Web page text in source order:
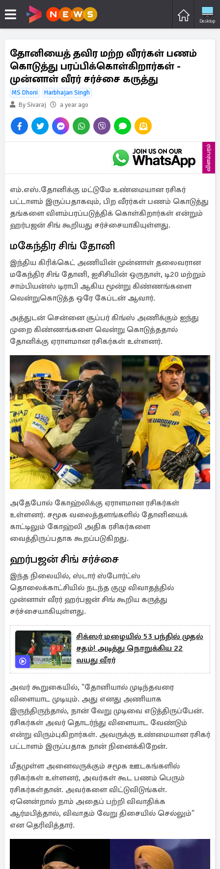
Desktop
தோனியைத் தவிர மற்ற வீரர்கள் பணம்
கொடுத்து பரப்பிக்கொள்கிறார்கள் -
முன்னாள் வீரர் சர்ச்சை கருத்து
MS Dhoni
Harbhajan Singh
By Sivaraj
a year ago
விளம்பரம்
எம்.எஸ்.தோனிக்கு மட்டுமே உண்மையான ரசிகர்
பட்டாளம் இருப்பதாகவும், பிற வீரர்கள் பணம் கொடுத்து
தங்களை விளம்பரப்படுத்திக் கொள்கிறார்கள் என்றும்
ஹர்பஜன் சிங் கூறியது சர்ச்சையாகியுள்ளது.
மகேந்திர சிங் தோனி
இந்திய கிரிக்கெட் அணியின் முன்னாள் தலைவரான
மகேந்திர சிங் தோனி, ஐசிசியின் ஒருநாள், டி20 மற்றும்
சாம்பியன்ஸ் டிராபி ஆகிய மூன்று கிண்ணங்களை
வென்றுகொடுத்த ஒரே கேப்டன் ஆவார்.
அத்துடன் சென்னை சூப்பர் கிங்ஸ் அணிக்கும் ஐந்து
முறை கிண்ணங்களை வென்று கொடுத்ததால்
தோனிக்கு ஏராளமான ரசிகர்கள் உள்ளனர்.
அதேபோல் கோஹ்லிக்கு ஏராளமான ரசிகர்கள்
உள்ளனர். சமூக வலைத்தளங்களில் தோனியைக்
காட்டிலும் கோஹ்லி அதிக ரசிகர்களை
வைத்திருப்பதாக கூறப்படுகிறது.
ஹர்பஜன் சிங் சர்ச்சை
இந்த நிலையில், ஸ்டார் ஸ்போர்ட்ஸ்
தொலைக்காட்சியில் நடந்த குழு விவாதத்தில்
முன்னாள் வீரர் ஹர்பஜன் சிங் கூறிய கருத்து
சர்ச்சையாகியுள்ளது.
சிக்ஸர் மழையில் 53 பந்தில் முதல்
சதம்! அடித்து நொறுக்கிய 22
வயது வீரர்
அவர் கூறுகையில், "தோனியால் முடிந்தவரை
விளையாட முடியும். அது எனது அணியாக
இருந்திருந்தால், நான் வேறு முடிவை எடுத்திருப்பேன்.
ரசிகர்கள் அவர் தொடர்ந்து விளையாட வேண்டும்
என்று விரும்புகிறார்கள். அவருக்கு உண்மையான ரசிகர்
பட்டாளம் இருப்பதாக நான் நினைக்கிறேன்.
மீதமுள்ள அனைவருக்கும் சமூக ஊடகங்களில்
ரசிகர்கள் உள்ளனர், அவர்கள் கூட பணம் பெரும்
ரசிகர்கள்தான். அவர்களை விட்டுவிடுங்கள்.
ஏனென்றால் நாம் அதைப் பற்றி விவாதிக்க
ஆர்மபித்தால், விவாதம் வேறு திசையில் செல்லும்"
என தெரிவித்தார்.